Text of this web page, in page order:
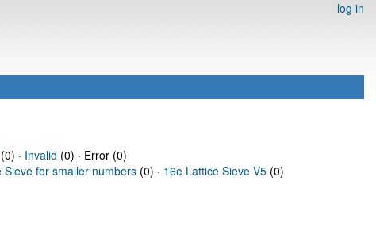
log in
(0) · Invalid (0) · Error (0)
Sieve for smaller numbers (0) · 16e Lattice Sieve V5 (0)